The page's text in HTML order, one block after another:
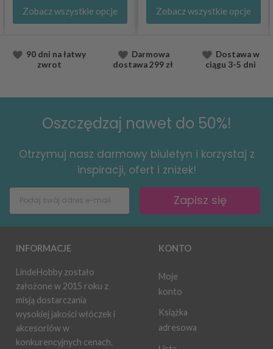
Zobacz wszystkie opcje Zobacz wszystkie opcje
90 dni na łatwy
zwrot
Darmowa
dostawa299 zł
Dostawaw
ciągu 3-5 dni
Oszczędzaj nawet do 50%!
Otrzymuj nasz darmowy biuletyn i korzystaj z
inspiracji, ofert i zniżek!
Zapisz się
INFORMACJE
LindeHobby zostało
założone w 2015 roku z
misją dostarczania
wysokiej jakości włóczek i
akcesoriów w
konkurencyjnych cenach.
KONTO
Moje
konto
Książka
adresowa